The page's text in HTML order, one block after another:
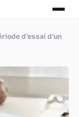
d’essai d’un